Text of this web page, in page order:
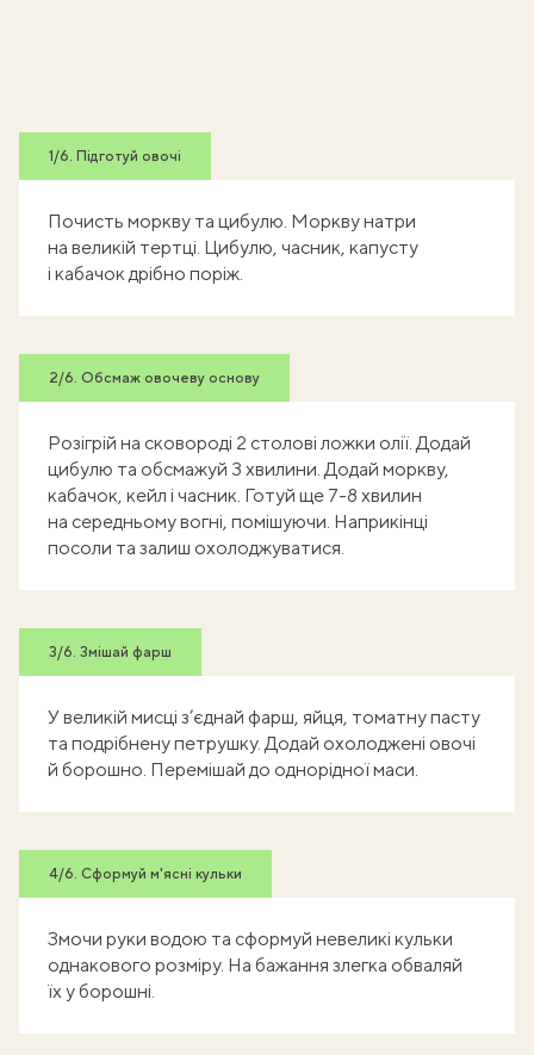
1/6. Підготуй овочі
Почисть моркву та цибулю. Моркву натри
на великій тертці. Цибулю, часник, капусту
і кабачок дрібно поріж.
2/6. Обсмаж овочеву основу
Розігрій на сковороді 2 столові ложки олії. Додай
цибулю та обсмажуй 3 хвилини. Додай моркву,
кабачок, кейл і часник. Готуй ще 7-8 хвилин
на середньому вогні, помішуючи. Наприкінці
посоли та залиш охолоджуватися.
3/6. Змішай фарш
У великій мисці з’єднай фарш, яйця, томатну пасту
та подрібнену петрушку. Додай охолоджені овочі
й борошно. Перемішай до однорідної маси.
4/6. Сформуй м'ясні кульки
Змочи руки водою та сформуй невеликі кульки
однакового розміру. На бажання злегка обваляй
їх у борошні.